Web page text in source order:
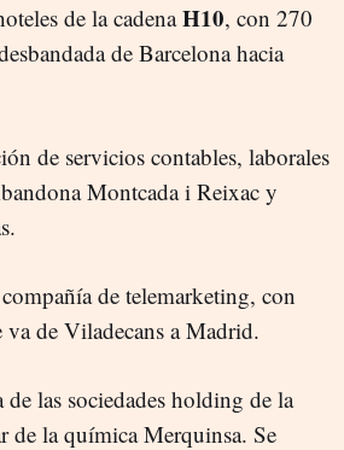
de la cadenaH10, con 270
de Barcelona hacia
de servicios contables, laborales
Montcada i Reixac y
de telemarketing, con
va de Viladecans a Madrid.
de las sociedades holding de la
de la química Merquinsa. Se